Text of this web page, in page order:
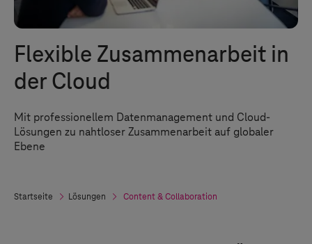
Flexible Zusammenarbeit in
der Cloud
Mit professionellem Datenmanagement und Cloud-
Lösungen zu nahtloser Zusammenarbeit auf globaler
Ebene
Startseite Lösungen Content & Collaboration